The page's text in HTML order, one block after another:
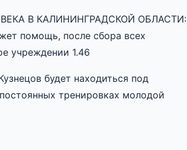
В КАЛИНИНГРАДСКОЙ ОБЛАСТИ:
помощь, после сбора всех
учреждении 1.46
будет находиться под
тренировках молодой